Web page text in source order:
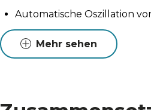
Automatische Oszillation
Mehr sehen